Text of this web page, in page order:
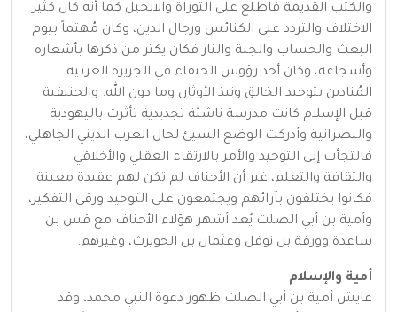
والكتب القديمة فاطلع على التوراة والانجيل كما أنه كان كثير
الاختلاف والتردد على الكنائس ورجال الدين، وكان مُهتماً بيوم
البعث والحساب والجنة والنار فكان يكثر من ذكرها بأشعاره
وأسجاعه، وكان أحد رؤوس الحنفاء في الجزيرة العربية
المُنادين بتوحيد الخالق ونبذ الأوثان وما دون الله. والحنيفية
قبل الإسلام كانت مدرسة ناشئة تجديدية تأثرت باليهودية
والنصرانية وأدركت الوضع السيئ لحال العرب الديني الجاهلي،
فالتجأت إلى التوحيد والأمر بالارتقاء العقلي والأخلاقي
والثقافة والتعلم، غير أن الأحناف لم تكن لهم عقيدة معينة
فكانوا يختلفون بآرائهم ويجتمعون على التوحيد ورقي التفكير،
وأمية بن أبي الصلت يُعد أشهر هؤلاء الأحناف مع قس بن
ساعدة وورقة بن نوفل وعثمان بن الحويرث، وغيرهم.
أمية والإسلام
عايش أمية بن أبي الصلت ظهور دعوة النبي محمد، وقد